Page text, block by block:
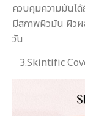
ควบคุมความมันไ
มีสภาพผิวมัน ผิว
วัน
3.Skintific